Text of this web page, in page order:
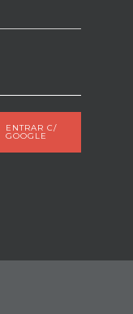
ENTRAR C/
GOOGLE